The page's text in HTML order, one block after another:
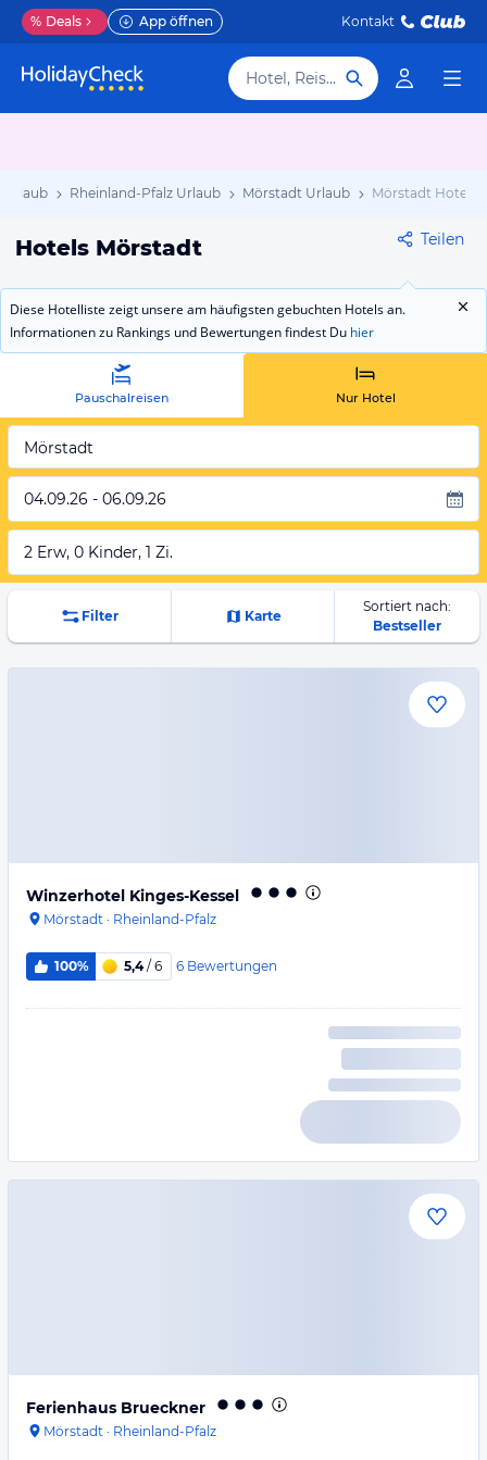
% Deals App öffnen Kontakt
Hotel, Reiseziel
Urlaub Rheinland-Pfalz Urlaub Mörstadt Urlaub Mörstadt Hotels
Hotels Mörstadt Teilen
Diese Hotelliste zeigt unsere am häufigsten gebuchten Hotels an.
Informationen zu Rankings und Bewertungen findest Du hier
Pauschalreisen Nur Hotel
Mörstadt
04.09.26 - 06.09.26
2 Erw, 0 Kinder, 1 Zi.
Filter Karte
Sortiert nach:
Bestseller
Winzerhotel Kinges-Kessel
Mörstadt · Rheinland-Pfalz
100% 5,4/ 6 6 Bewertungen
Ferienhaus Brueckner
Mörstadt · Rheinland-Pfalz